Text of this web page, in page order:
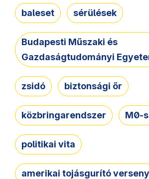
baleset sérülések
Budapesti Műszaki és
Gazdaságtudományi
zsidó biztonsági őr
közbringarendszer M0-
politikai vita
amerikai tojásgurító verseny